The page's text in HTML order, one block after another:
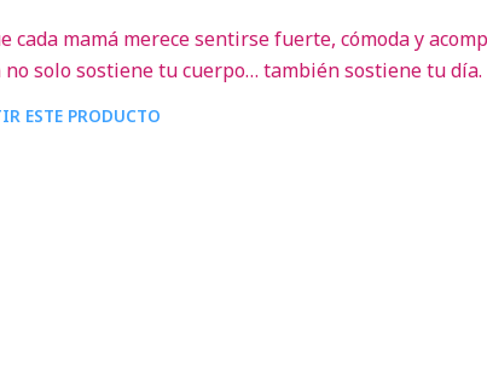
cada mamá merece sentirse fuerte, cómoda y
no solo sostiene tu cuerpo… también sostiene tu día.
ESTE PRODUCTO